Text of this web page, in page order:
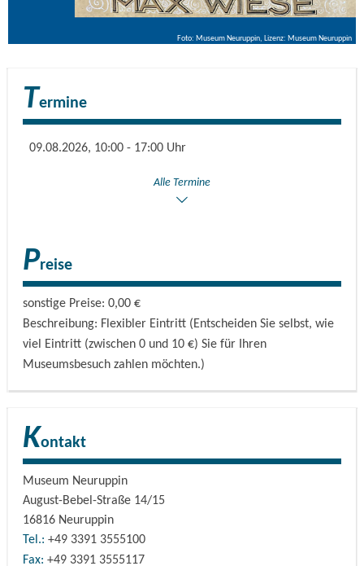
Foto: Museum Neuruppin, Lizenz: Museum Neuruppin
Termine
09.08.2026, 10:00 - 17:00 Uhr
Alle Termine
Preise
sonstige Preise: 0,00 €
Beschreibung: Flexibler Eintritt (Entscheiden Sie selbst, wie
viel Eintritt (zwischen 0 und 10 €) Sie für Ihren
Museumsbesuch zahlen möchten.)
Kontakt
Museum Neuruppin
August-Bebel-Straße 14/15
16816 Neuruppin
Tel.: +49 3391 3555100
Fax: +49 3391 3555117